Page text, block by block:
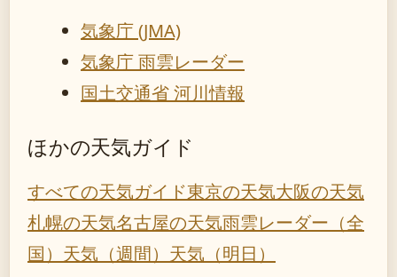
気象庁 (JMA)
気象庁 雨雲レーダー
国土交通省 河川情報
ほかの天気ガイド
すべての天気ガイド東京の天気大阪の天気
札幌の天気名古屋の天気雨雲レーダー（全
国） 天気（週間） 天気（明日）